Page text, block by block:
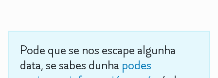
Pode que se nos escape algunha
data, se sabes dunha podes